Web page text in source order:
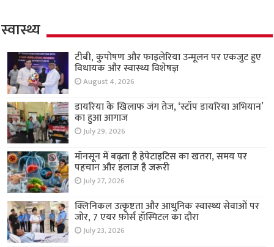
स्वास्थ्य
टीबी, कुपोषण और फाइलेरिया उन्मूलन पर एकजुट हुए
विधायक और स्वास्थ्य विशेषज्ञ
August 4, 2026
डायरिया के खिलाफ जंग तेज, ‘स्टॉप डायरिया अभियान’
का हुआ आगाज
July 29, 2026
मॉनसून में बढ़ता है हेपेटाइटिस का खतरा, समय पर
पहचान और इलाज है जरूरी
July 27, 2026
क्लिनिकल उत्कृष्टता और आधुनिक स्वास्थ्य सेवाओं पर
जोर, 7 एयर फ़ोर्स हॉस्पिटल का दौरा
July 23, 2026